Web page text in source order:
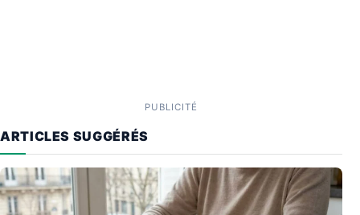
PUBLICITÉ
ARTICLES SUGGÉRÉS